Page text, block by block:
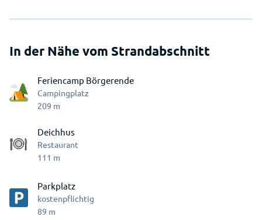
In der Nähe vom Strandabschnitt
Feriencamp Börgerende
Campingplatz
209 m
Deichhus
Restaurant
111 m
Parkplatz
kostenpflichtig
89 m